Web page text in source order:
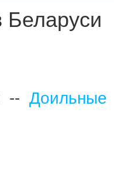
Беларуси
-- Доильные